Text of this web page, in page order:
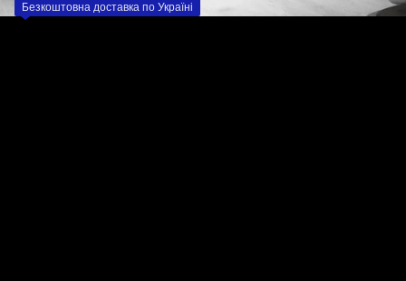
Безкоштовна доставка по Україні